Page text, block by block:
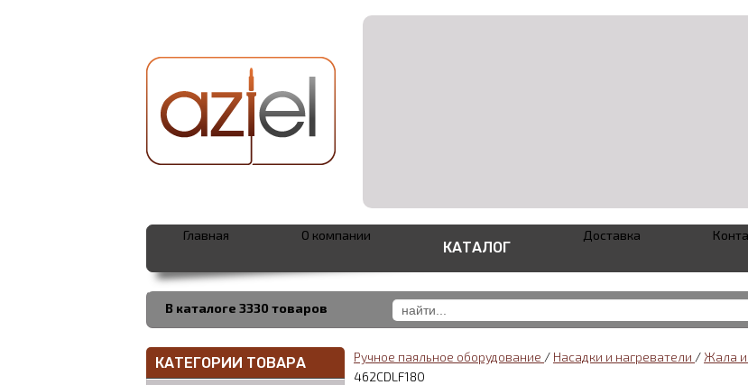
В каталоге 3330 товаров
Главная О компании
КАТАЛОГ
Доставка
КАТЕГОРИИ ТОВАРА Ручное паяльное оборудование / Насадки и нагреватели / Жала и
462CDLF180